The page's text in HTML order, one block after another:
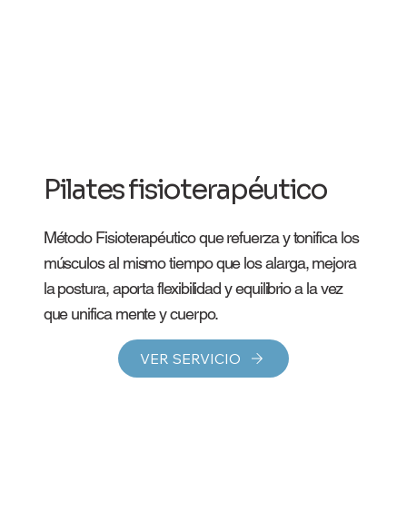
Pilates fisioterapéutico
Método Fisioterapéutico que refuerza y tonifica los
músculos al mismo tiempo que los alarga, mejora
la postura, aporta flexibilidad y equilibrio a la vez
que unifica mente y cuerpo.
VER SERVICIO